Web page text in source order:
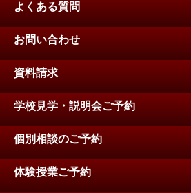
よくある質問
お問い合わせ
資料請求
学校見学・説明会ご予約
個別相談のご予約
体験授業ご予約